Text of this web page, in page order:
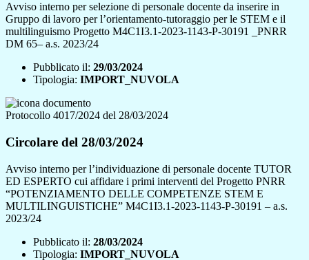
Avviso interno per selezione di personale docente da inserire in
Gruppo di lavoro per l’orientamento-tutoraggio per le STEM e il
multilinguismo Progetto M4C1I3.1-2023-1143-P-30191 _PNRR
DM 65– a.s. 2023/24
Pubblicato il: 29/03/2024
Tipologia: IMPORT_NUVOLA
Protocollo 4017/2024 del 28/03/2024
Circolare del 28/03/2024
Avviso interno per l’individuazione di personale docente TUTOR
ED ESPERTO cui affidare i primi interventi del Progetto PNRR
“POTENZIAMENTO DELLE COMPETENZE STEM E
MULTILINGUISTICHE” M4C1I3.1-2023-1143-P-30191 – a.s.
2023/24
Pubblicato il: 28/03/2024
Tipologia: IMPORT_NUVOLA